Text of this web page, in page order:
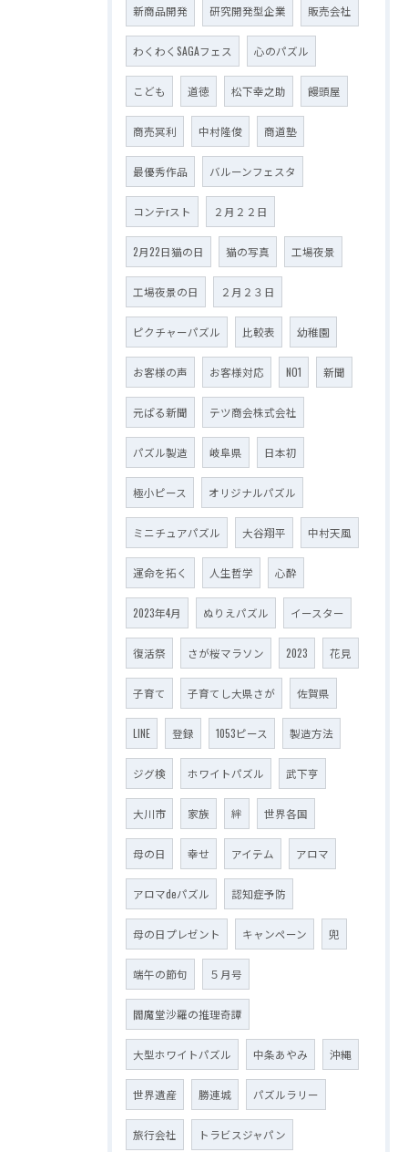
新商品開発 研究開発型企業 販売会社
わくわくSAGAフェス 心のパズル
こども 道徳 松下幸之助 饅頭屋
商売冥利 中村隆俊 商道塾
最優秀作品 バルーンフェスタ
コンテrスト ２月２２日
2月22日猫の日 猫の写真 工場夜景
工場夜景の日 ２月２３日
ピクチャーパズル 比較表 幼稚園
お客様の声 お客様対応 NO1 新聞
元ぱる新聞 テツ商会株式会社
パズル製造 岐阜県 日本初
極小ピース オリジナルパズル
ミニチュアパズル 大谷翔平 中村天風
運命を拓く 人生哲学 心酔
2023年4月 ぬりえパズル イースター
復活祭 さが桜マラソン 2023 花見
子育て 子育てし大県さが 佐賀県
LINE 登録 1053ピース 製造方法
ジグ検 ホワイトパズル 武下亨
大川市 家族 絆 世界各国
母の日 幸せ アイテム アロマ
アロマdeパズル 認知症予防
母の日プレゼント キャンペーン 兜
端午の節句 ５月号
閻魔堂沙羅の推理奇譚
大型ホワイトパズル 中条あやみ 沖縄
世界遺産 勝連城 パズルラリー
旅行会社 トラビスジャパン